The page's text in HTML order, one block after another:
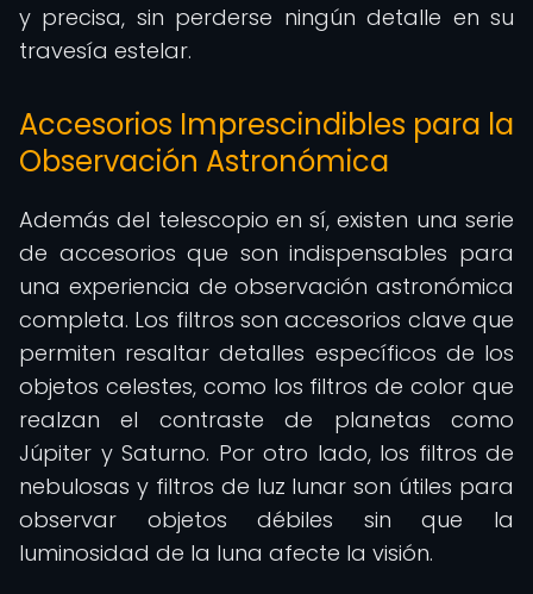
y precisa, sin perderse ningún detalle en su
travesía estelar.
Accesorios Imprescindibles para la
Observación Astronómica
Además del telescopio en sí, existen una serie
de accesorios que son indispensables para
una experiencia de observación astronómica
completa. Los filtros son accesorios clave que
permiten resaltar detalles específicos de los
objetos celestes, como los filtros de color que
realzan el contraste de planetas como
Júpiter y Saturno. Por otro lado, los filtros de
nebulosas y filtros de luz lunar son útiles para
observar objetos débiles sin que la
luminosidad de la luna afecte la visión.